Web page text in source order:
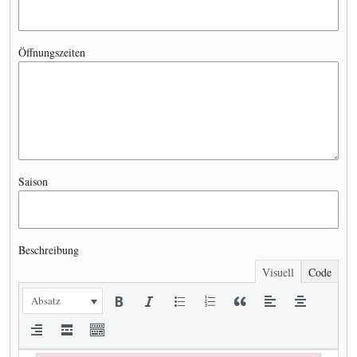
Öffnungszeiten
Saison
Beschreibung
Visuell
Code
Absatz